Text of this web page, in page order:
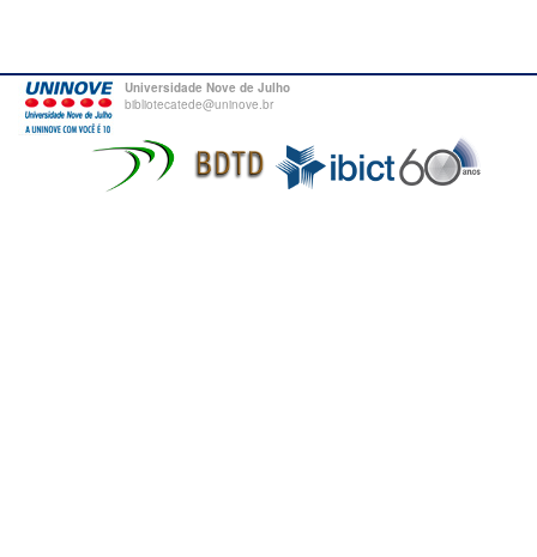
Universidade Nove de Julho
bibliotecatede@uninove.br